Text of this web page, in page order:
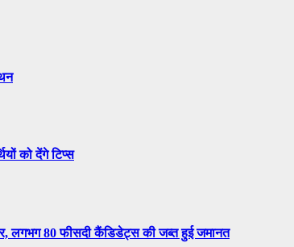
को देंगे टिप्स
लगभग 80 फीसदी कैंडिडेट्स की जब्त हुई जमानत